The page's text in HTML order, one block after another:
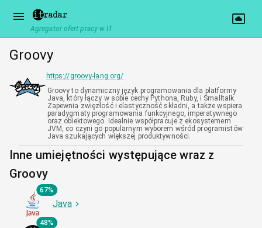
Agregator ofert pracy w IT
Groovy
https://groovy-lang.org/
Groovy to dynamiczny język programowania dla platformy
Java, który łączy w sobie cechy Pythona, Ruby, i Smalltalk.
Zapewnia zwięzłość i elastyczność składni, a także wspiera
paradygmaty programowania funkcyjnego, imperatywnego
oraz obiektowego. Idealnie współpracuje z ekosystemem
JVM, co czyni go popularnym wyborem wśród programistów
Java szukających większej produktywności.
Inne umiejętności występujące wraz z
Groovy
67%
Java
48%